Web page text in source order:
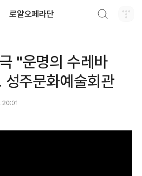
로얄오페라단
"운명의 수레바
주문화예술회관
20:01